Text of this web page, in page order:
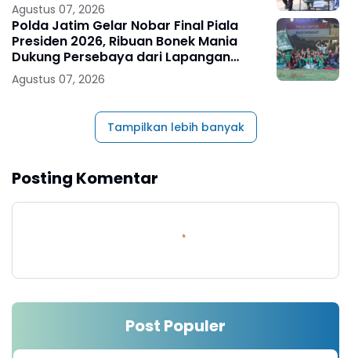
Agustus 07, 2026
Polda Jatim Gelar Nobar Final Piala
Presiden 2026, Ribuan Bonek Mania
Dukung Persebaya dari Lapangan
Mapolda
Agustus 07, 2026
Tampilkan lebih banyak
Posting Komentar
Post Populer